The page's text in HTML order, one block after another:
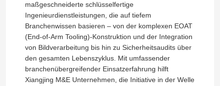
maßgeschneiderte schlüsselfertige
Ingenieurdienstleistungen, die auf tiefem
Branchenwissen basieren – von der komplexen EOAT
(End-of-Arm Tooling)-Konstruktion und der Integration
von Bildverarbeitung bis hin zu Sicherheitsaudits über
den gesamten Lebenszyklus. Mit umfassender
branchenübergreifender Einsatzerfahrung hilft
Xiangjing M&E Unternehmen, die Initiative in der Welle